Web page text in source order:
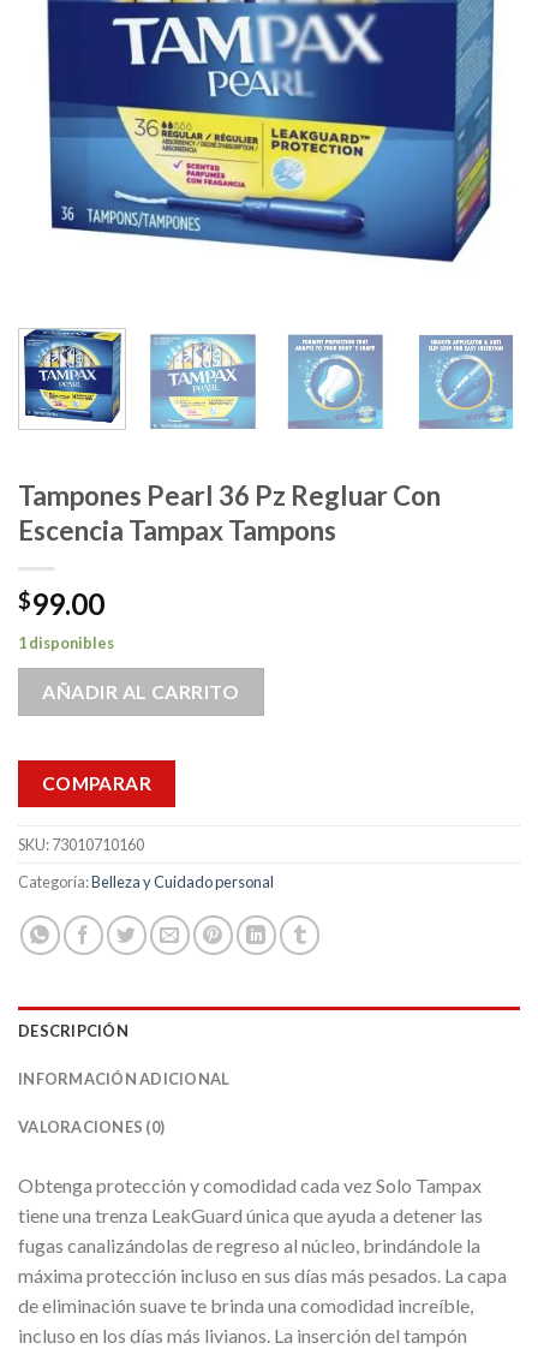
Tampones Pearl 36 Pz Regluar Con
Escencia Tampax Tampons
$99.00
1 disponibles
AÑADIR AL CARRITO
COMPARAR
SKU:73010710160
Categoría:Belleza y Cuidado personal
DESCRIPCIÓN
INFORMACIÓN ADICIONAL
VALORACIONES (0)
Obtenga protección y comodidad cada vez Solo Tampax
tiene una trenza LeakGuard única que ayuda a detener las
fugas canalizándolas de regreso al núcleo, brindándole la
máxima protección incluso en sus días más pesados. La capa
de eliminación suave te brinda una comodidad increíble,
incluso en los días más livianos. La inserción del tampón